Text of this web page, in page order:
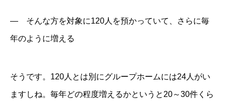
― そんな方を対象に120人を預かっていて、さらに毎
年のように増える
そうです。120人とは別にグループホームには24人がい
ますしね。毎年どの程度増えるかというと20～30件くら